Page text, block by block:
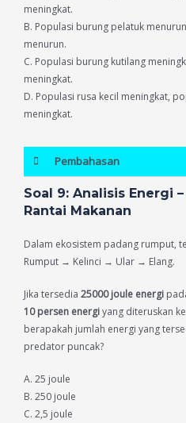
meningkat.
B. Populasi burung pelatuk
menurun.
C. Populasi burung kutilang
meningkat.
D. Populasi rusa kecil meningkat,
meningkat.
Pembahasan
Soal 9: Analisis Energi
Rantai Makanan
Dalam ekosistem padang rumput,
Rumput → Kelinci → Ular → Elang.
Jika tersedia 25000 joule energi
10 persen energiyang diteruskan
berapakah jumlah energi yang
predator puncak?
A. 25 joule
B. 250 joule
C. 2,5 joule